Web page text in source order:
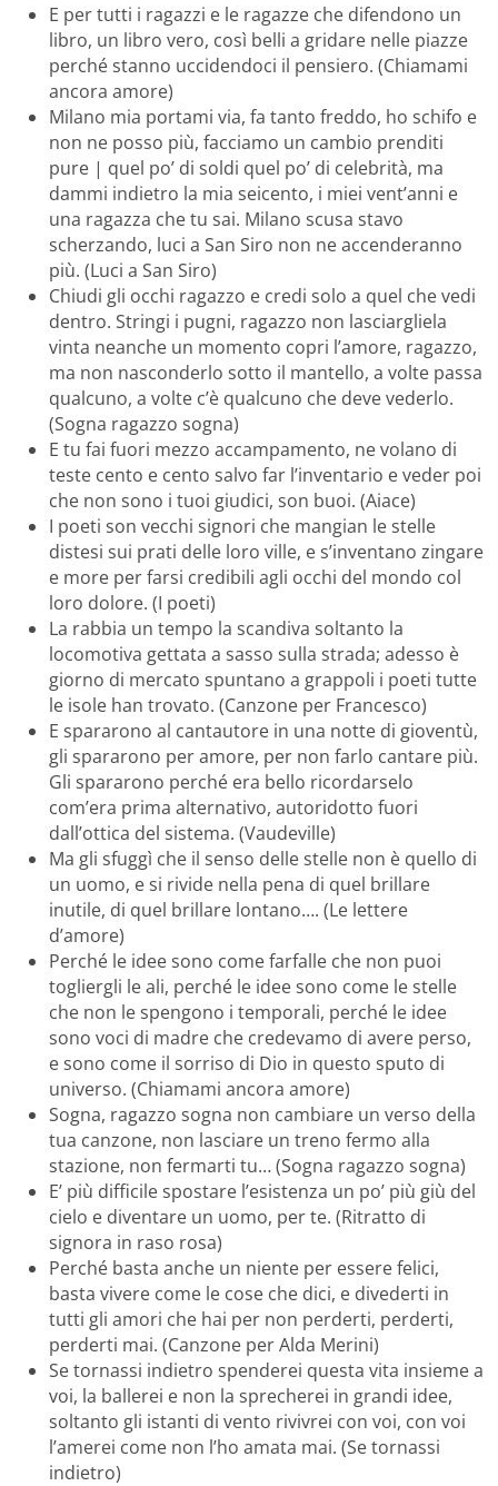
E per tutti i ragazzi e le ragazze che difendono un
libro, un libro vero, così belli a gridare nelle piazze
perché stanno uccidendoci il pensiero. (Chiamami
ancora amore)
Milano mia portami via, fa tanto freddo, ho schifo e
non ne posso più, facciamo un cambio prenditi
pure | quel po’ di soldi quel po’ di celebrità, ma
dammi indietro la mia seicento, i miei vent’anni e
una ragazza che tu sai. Milano scusa stavo
scherzando, luci a San Siro non ne accenderanno
più. (Luci a San Siro)
Chiudi gli occhi ragazzo e credi solo a quel che vedi
dentro. Stringi i pugni, ragazzo non lasciargliela
vinta neanche un momento copri l’amore, ragazzo,
ma non nasconderlo sotto il mantello, a volte passa
qualcuno, a volte c’è qualcuno che deve vederlo.
(Sogna ragazzo sogna)
E tu fai fuori mezzo accampamento, ne volano di
teste cento e cento salvo far l’inventario e veder poi
che non sono i tuoi giudici, son buoi. (Aiace)
I poeti son vecchi signori che mangian le stelle
distesi sui prati delle loro ville, e s’inventano zingare
e more per farsi credibili agli occhi del mondo col
loro dolore. (I poeti)
La rabbia un tempo la scandiva soltanto la
locomotiva gettata a sasso sulla strada; adesso è
giorno di mercato spuntano a grappoli i poeti tutte
le isole han trovato. (Canzone per Francesco)
E spararono al cantautore in una notte di gioventù,
gli spararono per amore, per non farlo cantare più.
Gli spararono perché era bello ricordarselo
com’era prima alternativo, autoridotto fuori
dall’ottica del sistema. (Vaudeville)
Ma gli sfuggì che il senso delle stelle non è quello di
un uomo, e si rivide nella pena di quel brillare
inutile, di quel brillare lontano…. (Le lettere
d’amore)
Perché le idee sono come farfalle che non puoi
togliergli le ali, perché le idee sono come le stelle
che non le spengono i temporali, perché le idee
sono voci di madre che credevamo di avere perso,
e sono come il sorriso di Dio in questo sputo di
universo. (Chiamami ancora amore)
Sogna, ragazzo sogna non cambiare un verso della
tua canzone, non lasciare un treno fermo alla
stazione, non fermarti tu… (Sogna ragazzo sogna)
E’ più difficile spostare l’esistenza un po’ più giù del
cielo e diventare un uomo, per te. (Ritratto di
signora in raso rosa)
Perché basta anche un niente per essere felici,
basta vivere come le cose che dici, e divederti in
tutti gli amori che hai per non perderti, perderti,
perderti mai. (Canzone per Alda Merini)
Se tornassi indietro spenderei questa vita insieme a
voi, la ballerei e non la sprecherei in grandi idee,
soltanto gli istanti di vento rivivrei con voi, con voi
l’amerei come non l’ho amata mai. (Se tornassi
indietro)